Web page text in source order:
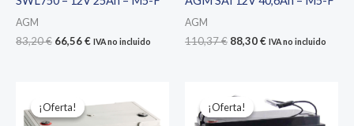
AGM
83,20€ El
66,56€ElIVA no incluido
AGM
110,37€ El
110,37 €.
88,30€ElIVA no incluido
¡Oferta!
¡Oferta! ¡Oferta!
¡Oferta!